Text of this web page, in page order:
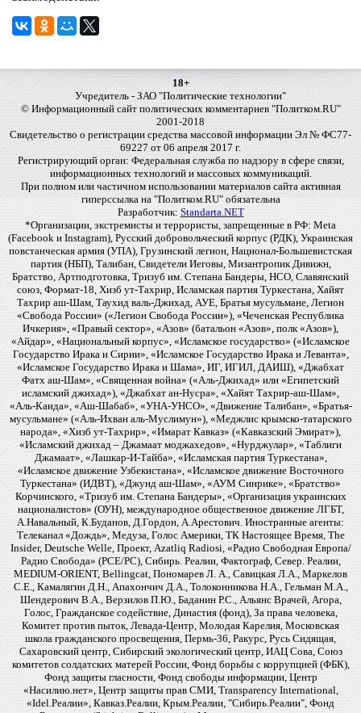
18+
Учредитель - ЗАО "Политические технологии"
© Информационный сайт политических комментариев "Политком.RU"
2001-2018
Свидетельство о регистрации средства массовой информации Эл № ФС77-
69227 от 06 апреля 2017 г.
Регистрирующий орган: Федеральная служба по надзору в сфере связи,
информационных технологий и массовых коммуникаций.
При полном или частичном использовании материалов сайта активная
гиперссылка на "Политком.RU" обязательна
Разработчик: Standarta.NET
*Организации, экстремисты и террористы, запрещенные в РФ: Meta
(Facebook и Instagram), Русский добровольческий корпус (РДК), Украинская
повстанческая армия (УПА), Грузинский легион, Национал-Большевистская
партия (НБП), Талибан, Свидетели Иеговы, Мизантропик Дивижн,
Братство, Артподготовка, Тризуб им. Степана Бандеры, НСО, Славянский
союз, Формат-18, Хизб ут-Тахрир, Исламская партия Туркестана, Хайят
Тахрир аш-Шам, Таухид валь-Джихад, АУЕ, Братья мусульмане, Легион
«Свобода России» («Легион Свобода России»), «Чеченская Республика
Ичкерия», «Правый сектор», «Азов» (батальон «Азов», полк «Азов»),
«Айдар», «Национальный корпус», «Исламское государство» («Исламское
Государство Ирака и Сирии», «Исламское Государство Ирака и Леванта»,
«Исламское Государство Ирака и Шама», ИГ, ИГИЛ, ДАИШ), «Джабхат
Фатх аш-Шам», «Священная война» («Аль-Джихад» или «Египетский
исламский джихад»), «Джабхат ан-Нусра», «Хайят Тахрир-аш-Шам»,
«Аль-Каида», «Аш-Шабаб», «УНА-УНСО», «Движение Талибан», «Братья-
мусульмане» («Аль-Ихван аль-Муслимун»), «Меджлис крымско-татарского
народа», «Хизб ут-Тахрир», «Имарат Кавказ» («Кавказский Эмират»),
«Исламский джихад – Джамаат моджахедов», «Нурджулар», «Таблиги
Джамаат», «Лашкар-И-Тайба», «Исламская партия Туркестана»,
«Исламское движение Узбекистана», «Исламское движение Восточного
Туркестана» (ИДВТ), «Джунд аш-Шам», «АУМ Синрике», «Братство»
Корчинского, «Тризуб им. Степана Бандеры», «Организация украинских
националистов» (ОУН), международное общественное движение ЛГБТ,
А.Навальный, К.Буданов, Д.Гордон, А.Арестович. Иностранные агенты:
Телеканал «Дождь», Медуза, Голос Америки, ТК Настоящее Время, The
Insider, Deutsche Welle, Проект, Azatliq Radiosi, «Радио Свободная Европа/
Радио Свобода» (PCE/PC), Сибирь. Реалии, Фактограф, Север. Реалии,
MEDIUM-ORIENT, Bellingcat, Пономарев Л. А., Савицкая Л.А., Маркелов
С.Е., Камалягин Д.Н., Апахончич Д.А., Толоконникова Н.А., Гельман М.А.,
Шендерович В.А., Верзилов П.Ю., Баданин Р.С., Альянс Врачей, Агора,
Голос, Гражданское содействие, Династия (фонд), За права человека,
Комитет против пыток, Левада-Центр, Молодая Карелия, Московская
школа гражданского просвещения, Пермь-36, Ракурс, Русь Сидящая,
Сахаровский центр, Сибирский экологический центр, ИАЦ Сова, Союз
комитетов солдатских матерей России, Фонд борьбы с коррупцией (ФБК),
Фонд защиты гласности, Фонд свободы информации, Центр
«Насилию.нет», Центр защиты прав СМИ, Transparency International,
«Idel.Реалии», Кавказ.Реалии, Крым.Реалии, "Сибирь.Реалии", Фонд